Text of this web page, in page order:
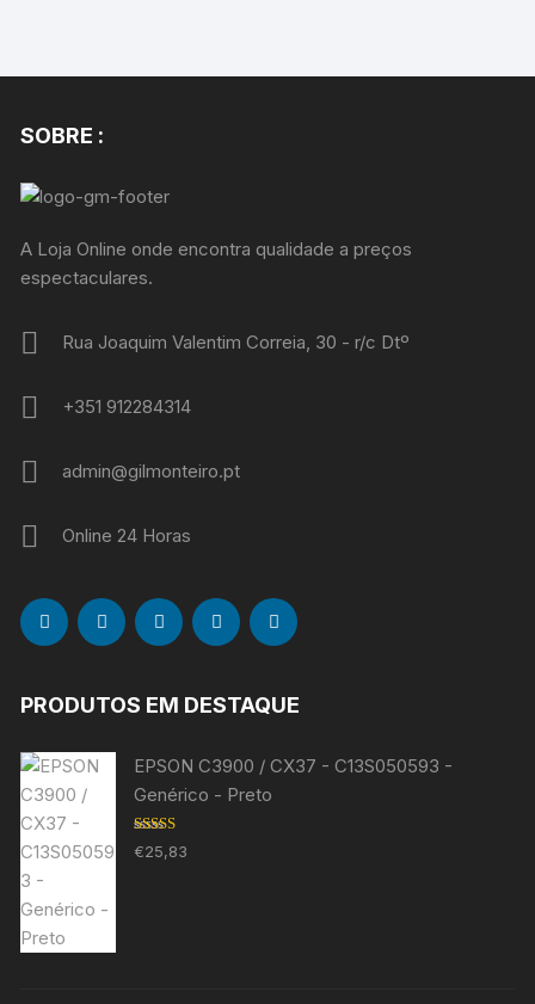
SOBRE :
A Loja Online onde encontra qualidade a preços
espectaculares.
Rua Joaquim Valentim Correia, 30 - r/c Dtº
+351 912284314
admin@gilmonteiro.pt
Online 24 Horas
PRODUTOS EM DESTAQUE
EPSON C3900 / CX37 - C13S050593 -
Genérico - Preto
Avaliação
5.00de 5
€25,83